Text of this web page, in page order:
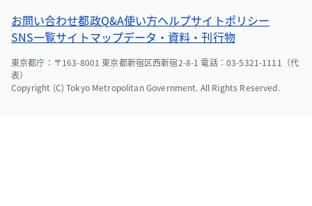
お問い合わせ都政Q&A使い方ヘルプサイトポリシー
SNS一覧サイトマップデータ・資料・刊行物
東京都庁：〒163-8001 東京都新宿区西新宿2-8-1 電話：03-5321-1111（代
表）
Copyright (C) Tokyo Metropolitan Government. All Rights Reserved.